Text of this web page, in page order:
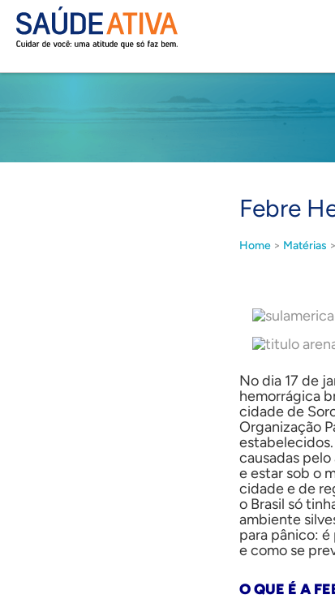
Febre
Home > Matérias >
No dia 17 de
hemorrágica
cidade de
Organização
causadas
e estar sob o
cidade e de
o Brasil só
ambiente
para pânico:
e como se
O QUE É A